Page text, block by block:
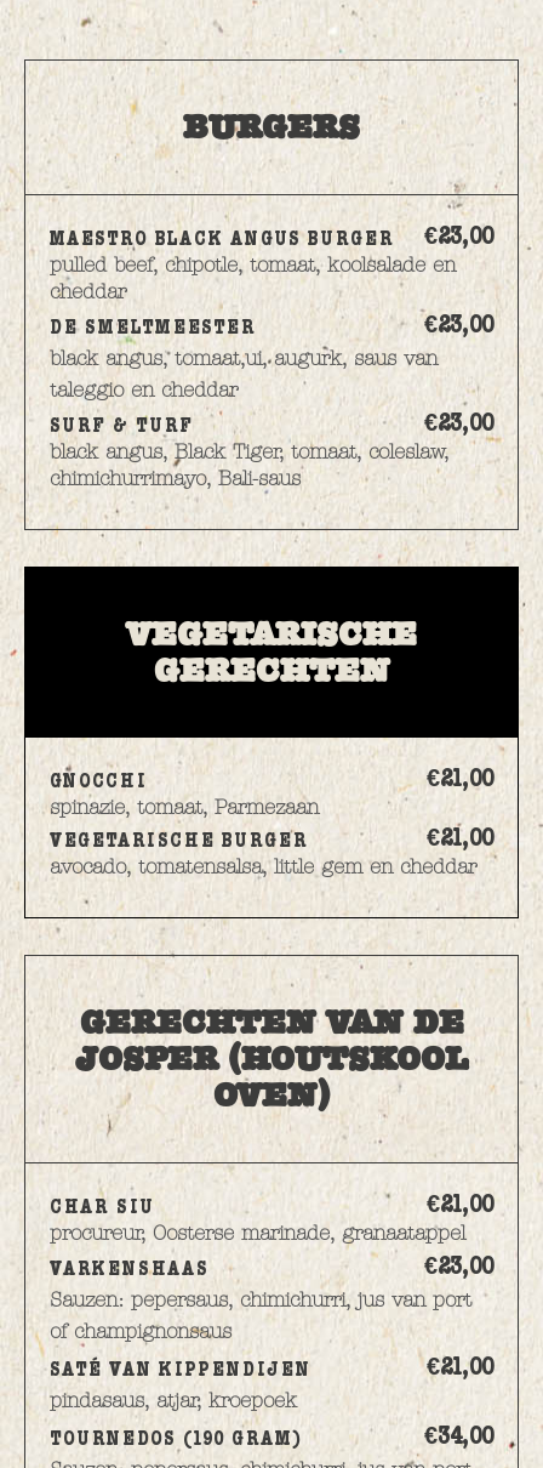
BURGERS
MAESTRO BLACK ANGUS BURGER €23,00
pulled beef, chipotle, tomaat, koolsalade en
cheddar
DE SMELTMEESTER €23,00
black angus, tomaat,ui, augurk, saus van
taleggio en cheddar
SURF & TURF €23,00
black angus, Black Tiger, tomaat, coleslaw,
chimichurrimayo, Bali-saus
VEGETARISCHE
GERECHTEN
GNOCCHI €21,00
spinazie, tomaat, Parmezaan
VEGETARISCHE BURGER €21,00
avocado, tomatensalsa, little gem en cheddar
GERECHTEN VAN DE
JOSPER (HOUTSKOOL
OVEN)
CHAR SIU €21,00
procureur, Oosterse marinade, granaatappel
VARKENSHAAS €23,00
Sauzen: pepersaus, chimichurri, jus van port
of champignonsaus
SATÉ VAN KIPPENDIJEN €21,00
pindasaus, atjar, kroepoek
TOURNEDOS (190 GRAM) €34,00